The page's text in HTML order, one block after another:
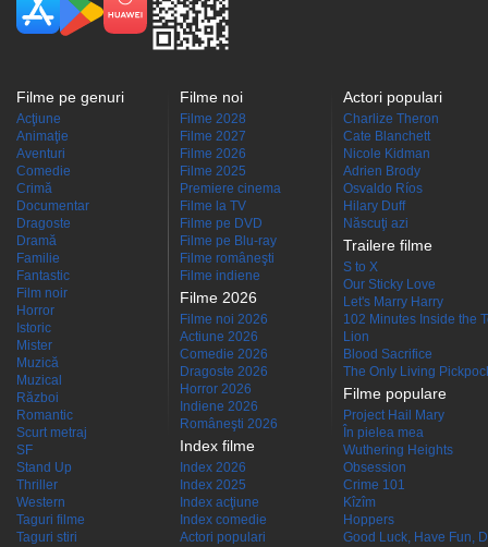
Filme pe genuri
Acţiune
Animaţie
Aventuri
Comedie
Crimă
Documentar
Dragoste
Dramă
Familie
Fantastic
Film noir
Horror
Istoric
Mister
Muzică
Muzical
Război
Romantic
Scurt metraj
SF
Stand Up
Thriller
Western
Taguri filme
Taguri stiri
Filme noi
Filme 2028
Filme 2027
Filme 2026
Filme 2025
Premiere cinema
Filme la TV
Filme pe DVD
Filme pe Blu-ray
Filme româneşti
Filme indiene
Filme 2026
Filme noi 2026
Actiune 2026
Comedie 2026
Dragoste 2026
Horror 2026
Indiene 2026
Româneşti 2026
Index filme
Index 2026
Index 2025
Index acţiune
Index comedie
Actori populari
Actori populari
Charlize Theron
Cate Blanchett
Nicole Kidman
Adrien Brody
Osvaldo Ríos
Hilary Duff
Născuţi azi
Trailere filme
S to X
Our Sticky Love
Let's Marry Harry
102 Minutes Inside the
Lion
Blood Sacrifice
The Only Living
Filme populare
Project Hail Mary
În pielea mea
Wuthering Heights
Obsession
Crime 101
Kîzîm
Hoppers
Good Luck, Have Fun,